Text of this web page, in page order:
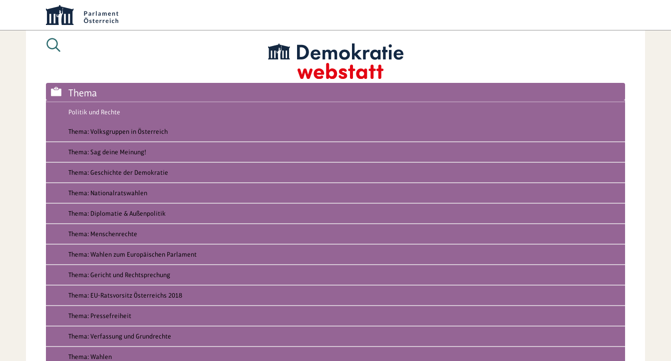
Thema
Politik und Rechte
Thema: Volksgruppen in Österreich
Thema: Sag deine Meinung!
Thema: Geschichte der Demokratie
Thema: Nationalratswahlen
Thema: Diplomatie & Außenpolitik
Thema: Menschenrechte
Thema: Wahlen zum Europäischen Parlament
Thema: Gericht und Rechtsprechung
Thema: EU-Ratsvorsitz Österreichs 2018
Thema: Pressefreiheit
Thema: Verfassung und Grundrechte
Thema: Wahlen